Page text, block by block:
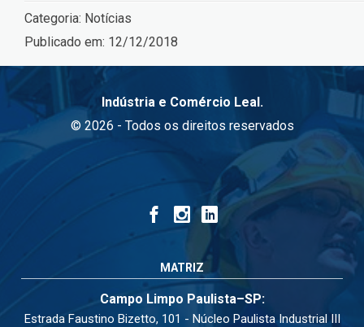
Categoria: Notícias
Publicado em: 12/12/2018
Indústria e Comércio Leal.
© 2026 - Todos os direitos reservados
MATRIZ
Campo Limpo Paulista–SP:
Estrada Faustino Bizetto, 101 - Núcleo Paulista Industrial III